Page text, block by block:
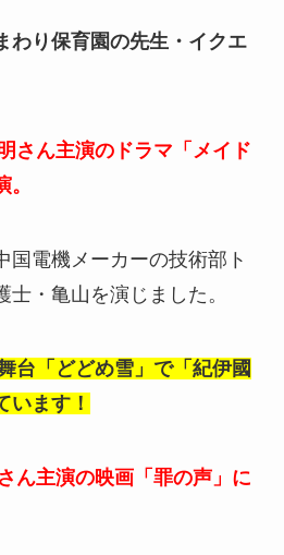
わり保育園の先生・イクエ
さん主演のドラマ「メイド
国電機メーカーの技術部ト
士・亀山を演じました。
台「どどめ雪」で「紀伊國
います！
ん主演の映画「罪の声」に